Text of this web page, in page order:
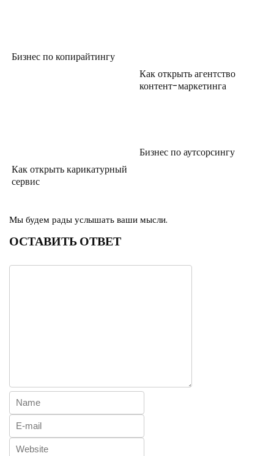
Бизнес по копирайтингу
Как открыть агентство
контент-маркетинга
Как открыть карикатурный
сервис
Бизнес по аутсорсингу
Мы будем рады услышать ваши мысли.
ОСТАВИТЬ ОТВЕТ